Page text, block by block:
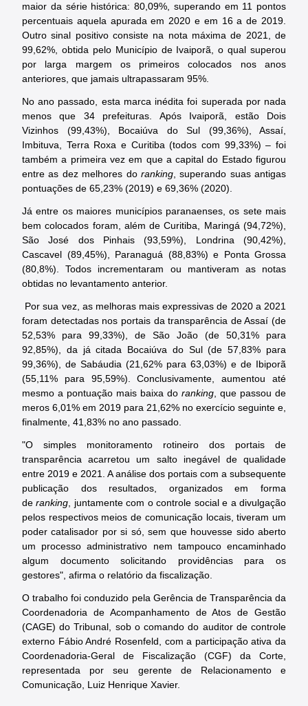
maior da série histórica: 80,09%, superando em 11 pontos
percentuais aquela apurada em 2020 e em 16 a de 2019.
Outro sinal positivo consiste na nota máxima de 2021, de
99,62%, obtida pelo Município de Ivaiporã, o qual superou
por larga margem os primeiros colocados nos anos
anteriores, que jamais ultrapassaram 95%.
No ano passado, esta marca inédita foi superada por nada
menos que 34 prefeituras. Após Ivaiporã, estão Dois
Vizinhos (99,43%), Bocaiúva do Sul (99,36%), Assaí,
Imbituva, Terra Roxa e Curitiba (todos com 99,33%) – foi
também a primeira vez em que a capital do Estado figurou
entre as dez melhores do ranking, superando suas antigas
pontuações de 65,23% (2019) e 69,36% (2020).
Já entre os maiores municípios paranaenses, os sete mais
bem colocados foram, além de Curitiba, Maringá (94,72%),
São José dos Pinhais (93,59%), Londrina (90,42%),
Cascavel (89,45%), Paranaguá (88,83%) e Ponta Grossa
(80,8%). Todos incrementaram ou mantiveram as notas
obtidas no levantamento anterior.
Por sua vez, as melhoras mais expressivas de 2020 a 2021
foram detectadas nos portais da transparência de Assaí (de
52,53% para 99,33%), de São João (de 50,31% para
92,85%), da já citada Bocaiúva do Sul (de 57,83% para
99,36%), de Sabáudia (21,62% para 63,03%) e de Ibiporã
(55,11% para 95,59%). Conclusivamente, aumentou até
mesmo a pontuação mais baixa do ranking , que passou de
meros 6,01% em 2019 para 21,62% no exercício seguinte e,
finalmente, 41,83% no ano passado.
"O simples monitoramento rotineiro dos portais de
transparência acarretou um salto inegável de qualidade
entre 2019 e 2021. A análise dos portais com a subsequente
publicação dos resultados, organizados em forma
deranking , juntamente com o controle social e a divulgação
pelos respectivos meios de comunicação locais, tiveram um
poder catalisador por si só, sem que houvesse sido aberto
um processo administrativo nem tampouco encaminhado
algum documento solicitando providências para os
gestores", afirma o relatório da fiscalização.
O trabalho foi conduzido pela Gerência de Transparência da
Coordenadoria de Acompanhamento de Atos de Gestão
(CAGE) do Tribunal, sob o comando do auditor de controle
externo Fábio André Rosenfeld, com a participação ativa da
Coordenadoria-Geral de Fiscalização (CGF) da Corte,
representada por seu gerente de Relacionamento e
Comunicação, Luiz Henrique Xavier.